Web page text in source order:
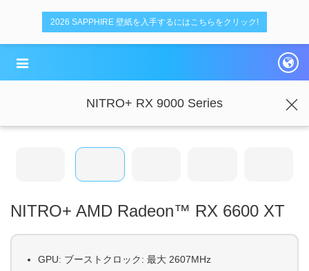
2026 SAPPHIRE 壁紙を入手するにはこちらをクリック!
NITRO+ RX 9000 Series
NITRO+ AMD Radeon™ RX 6600 XT
GPU: ブーストクロック: 最大 2607MHz